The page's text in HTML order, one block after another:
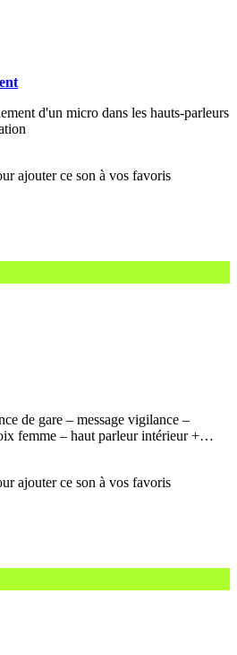
d'un micro dans les hauts-parleurs
de gare – message vigilance –
femme – haut parleur intérieur +…